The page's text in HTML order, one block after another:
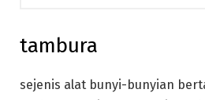
tambura
sejenis alat bunyi-bunyian